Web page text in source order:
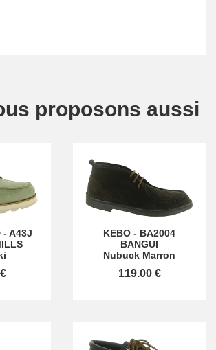
proposons aussi
- A43J
KEBO - BA2004
BANGUI
Nubuck Marron
119.00 €